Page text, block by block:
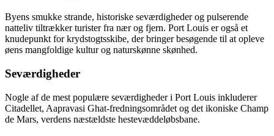
Byens smukke strande, historiske seværdigheder og pulserende
natteliv tiltrækker turister fra nær og fjern. Port Louis er også et
knudepunkt for krydstogtsskibe, der bringer besøgende til at opleve
øens mangfoldige kultur og naturskønne skønhed.
Seværdigheder
Nogle af de mest populære seværdigheder i Port Louis inkluderer
Citadellet, Aapravasi Ghat-fredningsområdet og det ikoniske Champ
de Mars, verdens næstældste hestevæddeløbsbane.